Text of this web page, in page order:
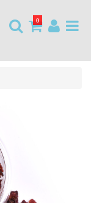
0